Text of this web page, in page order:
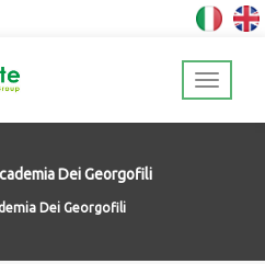
Dei Georgofili
Dei Georgofili